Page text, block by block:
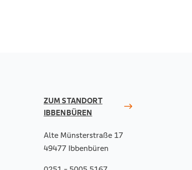
ZUM STANDORT
IBBENBÜREN
Alte Münsterstraße 17
49477 Ibbenbüren